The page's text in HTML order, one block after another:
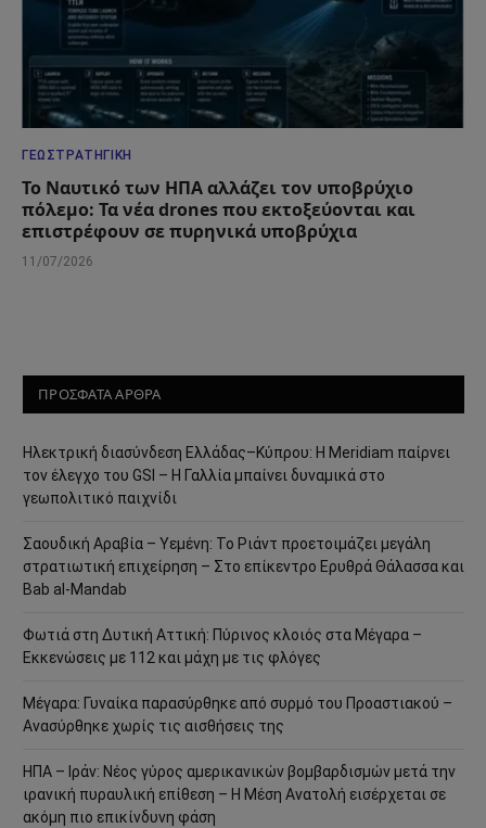
ΓΕΩΣΤΡΑΤΗΓΙΚΉ
Το Ναυτικό των ΗΠΑ αλλάζει τον υποβρύχιο
πόλεμο: Τα νέα drones που εκτοξεύονται και
επιστρέφουν σε πυρηνικά υποβρύχια
11/07/2026
ΠΡΟΣΦΑΤΑ ΑΡΘΡΑ
Ηλεκτρική διασύνδεση Ελλάδας–Κύπρου: Η Meridiam παίρνει
τον έλεγχο του GSI – Η Γαλλία μπαίνει δυναμικά στο
γεωπολιτικό παιχνίδι
Σαουδική Αραβία – Υεμένη: Το Ριάντ προετοιμάζει μεγάλη
στρατιωτική επιχείρηση – Στο επίκεντρο Ερυθρά Θάλασσα και
Bab al-Mandab
Φωτιά στη Δυτική Αττική: Πύρινος κλοιός στα Μέγαρα –
Εκκενώσεις με 112 και μάχη με τις φλόγες
Μέγαρα: Γυναίκα παρασύρθηκε από συρμό του Προαστιακού –
Ανασύρθηκε χωρίς τις αισθήσεις της
ΗΠΑ – Ιράν: Νέος γύρος αμερικανικών βομβαρδισμών μετά την
ιρανική πυραυλική επίθεση – Η Μέση Ανατολή εισέρχεται σε
ακόμη πιο επικίνδυνη φάση